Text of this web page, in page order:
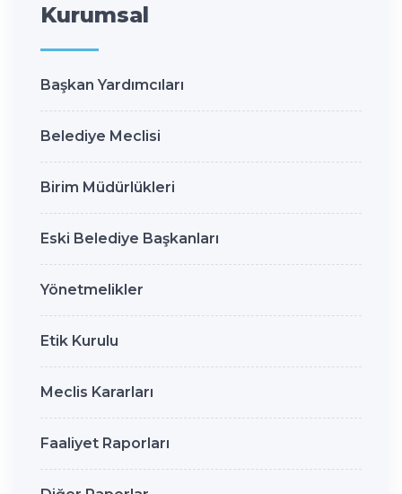
Kurumsal
Başkan Yardımcıları
Belediye Meclisi
Birim Müdürlükleri
Eski Belediye Başkanları
Yönetmelikler
Etik Kurulu
Meclis Kararları
Faaliyet Raporları